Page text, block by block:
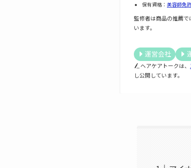
保有資格： 美容師免許
監修者は商品の推薦
います。
運営会社
ヘアケアトークは、
し公開しています。